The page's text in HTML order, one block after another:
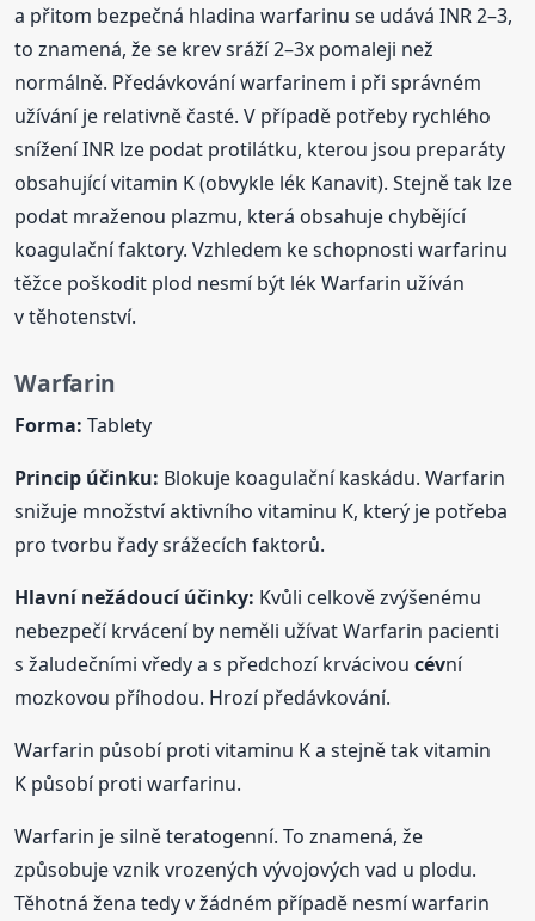
a přitom bezpečná hladina warfarinu se udává INR 2–3,
to znamená, že se krev sráží 2–3x pomaleji než
normálně. Předávkování warfarinem i při správném
užívání je relativně časté. V případě potřeby rychlého
snížení INR lze podat protilátku, kterou jsou preparáty
obsahující vitamin K (obvykle lék Kanavit). Stejně tak lze
podat mraženou plazmu, která obsahuje chybějící
koagulační faktory. Vzhledem ke schopnosti warfarinu
těžce poškodit plod nesmí být lék Warfarin užíván
v těhotenství.
Warfarin
Forma: Tablety
Princip účinku: Blokuje koagulační kaskádu. Warfarin
snižuje množství aktivního vitaminu K, který je potřeba
pro tvorbu řady srážecích faktorů.
Hlavní nežádoucí účinky: Kvůli celkově zvýšenému
nebezpečí krvácení by neměli užívat Warfarin pacienti
s žaludečními vředy a s předchozí krvácivoucévní
mozkovou příhodou. Hrozí předávkování.
Warfarin působí proti vitaminu K a stejně tak vitamin
K působí proti warfarinu.
Warfarin je silně teratogenní. To znamená, že
způsobuje vznik vrozených vývojových vad u plodu.
Těhotná žena tedy v žádném případě nesmí warfarin